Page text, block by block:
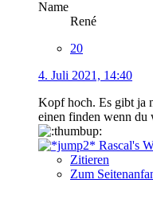
Name
René
20
4. Juli 2021, 14:40
Kopf hoch. Es gibt ja
einen finden wenn
Rascal's
Zitieren
Zum